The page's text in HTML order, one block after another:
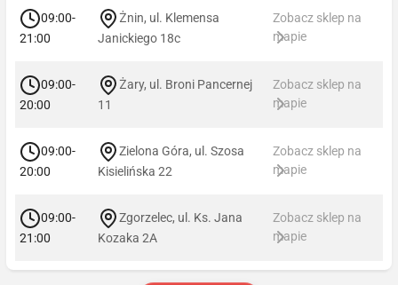
09:00-
21:00
Żnin, ul. Klemensa
Janickiego 18c
Zobacz sklep na
mapie
09:00-
20:00
Żary, ul. Broni Pancernej
11
Zobacz sklep na
mapie
09:00-
20:00
Zielona Góra, ul. Szosa
Kisielińska 22
Zobacz sklep na
mapie
09:00-
21:00
Zgorzelec, ul. Ks. Jana
Kozaka 2A
Zobacz sklep na
mapie